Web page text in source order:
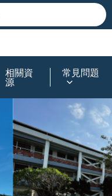
相關資
源
常見問題